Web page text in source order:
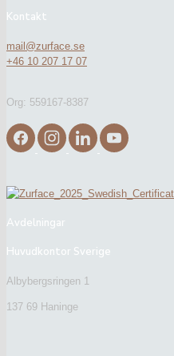
Kontakt
mail@zurface.se
+46 10 207 17 07
Org: 559167-8387
Avdelningar
Huvudkontor Sverige
Albybergsringen 1
137 69 Haninge